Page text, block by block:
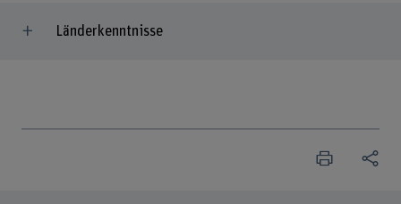
Länderkenntnisse